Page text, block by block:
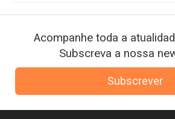
Acompanhe toda a
Subscreva a nossa
Subscrever